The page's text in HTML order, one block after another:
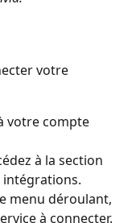
votre
votre compte
à la section
intégrations.
menu déroulant,
à connecter.